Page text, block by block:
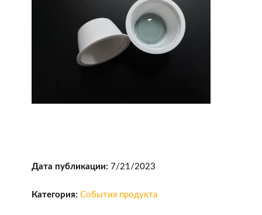
Дата публикации: 7/21/2023
Категория: События продукта